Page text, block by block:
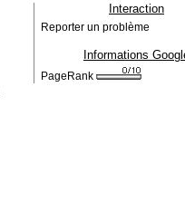
Interaction
Reporter un problème
Informations
PageRank